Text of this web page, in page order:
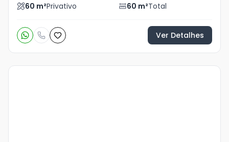
60 m²Privativo 60 m²Total
Ver Detalhes